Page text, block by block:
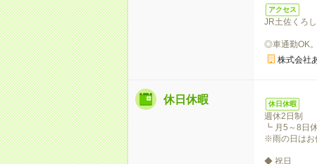
アクセス
JR土佐くろ
◎車通勤OK。
株式会社
休日休暇 休日休暇
週休2日制
┗ 月5～8日
※雨の日はお
◆ 祝日